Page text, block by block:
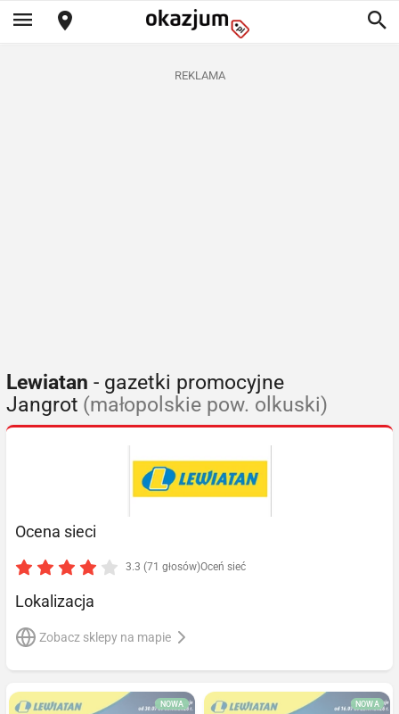
REKLAMA
Lewiatan - gazetki promocyjne
Jangrot (małopolskie pow. olkuski)
Ocena sieci
3.3 (71 głosów)Oceń sieć
Lokalizacja
Zobacz sklepy na mapie
NOWA NOWA